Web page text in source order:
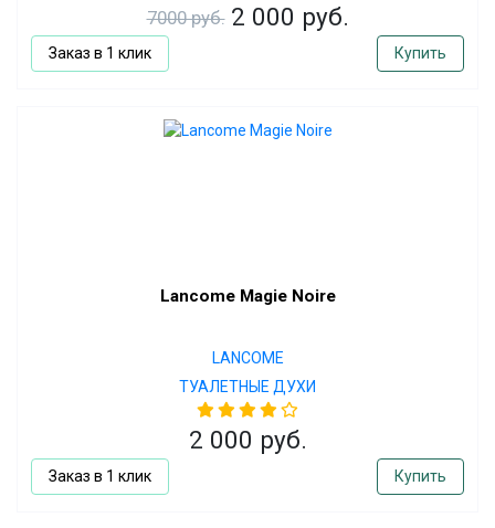
7000 руб. 2 000 руб.
Заказ в 1 клик Купить
Lancome Magie Noire
LANCOME
ТУАЛЕТНЫЕ ДУХИ
2 000 руб.
Заказ в 1 клик Купить